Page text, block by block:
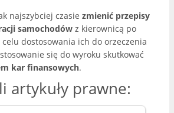
najszybciej czasie zmienić przepisy
samochodów z kierownicą po
dostosowania ich do orzeczenia
się do wyroku skutkować
kar finansowych.
artykuły prawne: